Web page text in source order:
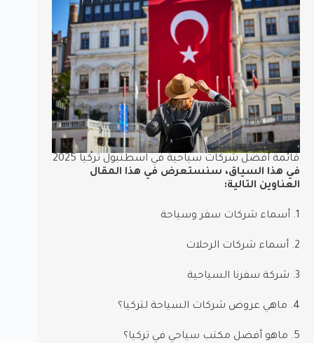
قائمة أفضل شركات سياحية في اسطنبول تركيا 2025
في هذا السياق، سنستعرض في هذا المقال
العناوين التالية:
1. أسماء شركات سفر وسياحة
2. أسماء شركات الرحلات
3. شركة سفرنا السياحية
4. ماهي عروض شركات السياحة لتركيا؟
5. ماهو أفضل مكتب سياحي في تركيا؟